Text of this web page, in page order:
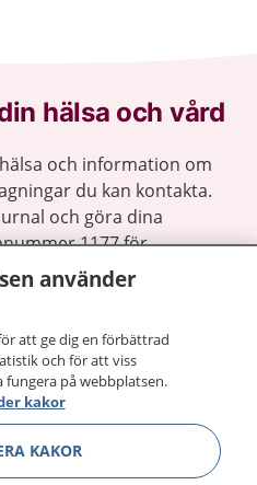
hälsa och vård
och information om
du kan kontakta.
och göra dina
1177 för
runt.
må bättre.
Visa
använder
att ge dig en förbättrad
och för att viss
på webbplatsen.
kakor
KAKOR